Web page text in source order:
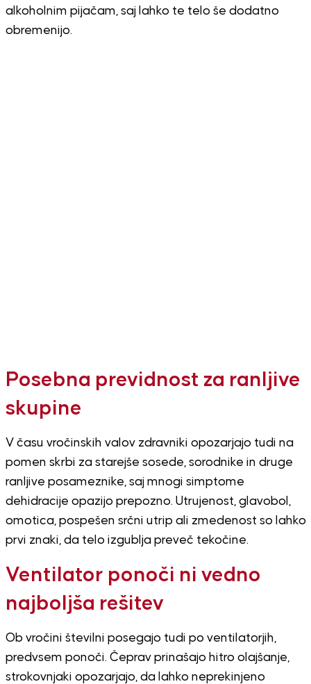
alkoholnim pijačam, saj lahko te telo še dodatno
obremenijo.
Posebna previdnost za ranljive
skupine
V času vročinskih valov zdravniki opozarjajo tudi na
pomen skrbi za starejše sosede, sorodnike in druge
ranljive posameznike, saj mnogi simptome
dehidracije opazijo prepozno. Utrujenost, glavobol,
omotica, pospešen srčni utrip ali zmedenost so lahko
prvi znaki, da telo izgublja preveč tekočine.
Ventilator ponoči ni vedno
najboljša rešitev
Ob vročini številni posegajo tudi po ventilatorjih,
predvsem ponoči. Čeprav prinašajo hitro olajšanje,
strokovnjaki opozarjajo, da lahko neprekinjeno